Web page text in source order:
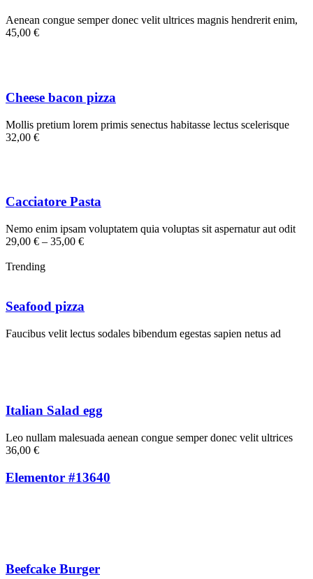
Aenean congue semper donec velit ultrices magnis hendrerit enim,
45,00 €
Cheese bacon pizza
Mollis pretium lorem primis senectus habitasse lectus scelerisque
32,00 €
Cacciatore Pasta
Nemo enim ipsam voluptatem quia voluptas sit aspernatur aut odit
29,00 € – 35,00 €
Trending
Seafood pizza
Faucibus velit lectus sodales bibendum egestas sapien netus ad
Italian Salad egg
Leo nullam malesuada aenean congue semper donec velit ultrices
36,00 €
Elementor #13640
Beefcake Burger